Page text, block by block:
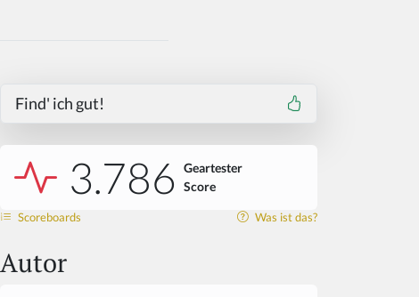
Find' ich gut!
3.786
Geartester
Score
Scoreboards Was ist das?
Autor